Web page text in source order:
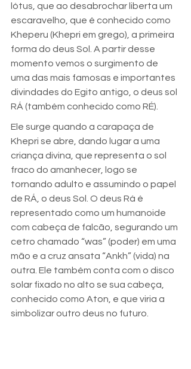
lótus, que ao desabrochar liberta um
escaravelho, que é conhecido como
Kheperu (Khepri em grego), a primeira
forma do deus Sol. A partir desse
momento vemos o surgimento de
uma das mais famosas e importantes
divindades do Egito antigo, o deus sol
RÁ (também conhecido como RÉ).
Ele surge quando a carapaça de
Khepri se abre, dando lugar a uma
criança divina, que representa o sol
fraco do amanhecer, logo se
tornando adulto e assumindo o papel
de RÁ, o deus Sol. O deus Rá é
representado como um humanoide
com cabeça de falcão, segurando um
cetro chamado “was” (poder) em uma
mão e a cruz ansata “Ankh” (vida) na
outra. Ele também conta com o disco
solar fixado no alto se sua cabeça,
conhecido como Aton, e que viria a
simbolizar outro deus no futuro.